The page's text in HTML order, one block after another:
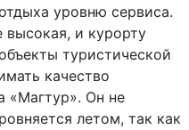
уровню сервиса.
высокая, и курорту
туристической
качество
«Магтур». Он не
летом, так как